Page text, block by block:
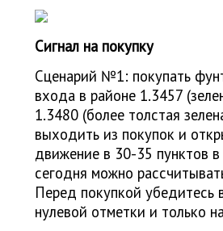
Сигнал на покупку
Сценарий №1: покупать
входа в районе 1.3457
1.3480 (более толстая
выходить из покупок и
движение в 30-35 пунктов
сегодня можно
Перед покупкой
нулевой отметки и только